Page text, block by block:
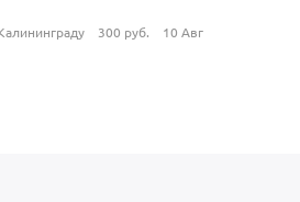
300 руб. 10 Авг